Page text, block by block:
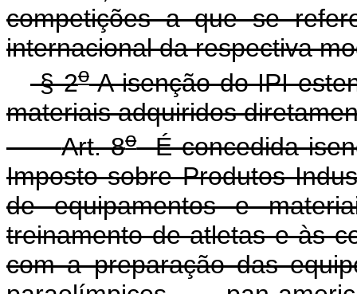
competições a que se
internacional da respectiva
§ 2oA isenção do IPI
materiais adquiridos
Art. 8oÉ concedida
Imposto sobre Produtos
de equipamentos e
treinamento de atletas e às
com a preparação das